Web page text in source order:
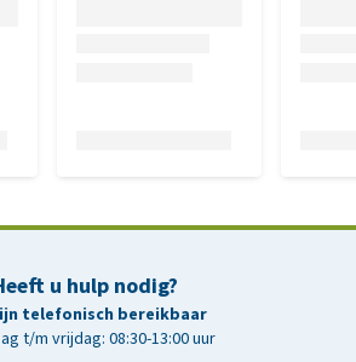
u hulp nodig?
telefonisch bereikbaar
t/m vrijdag: 08:30-13:00 uur